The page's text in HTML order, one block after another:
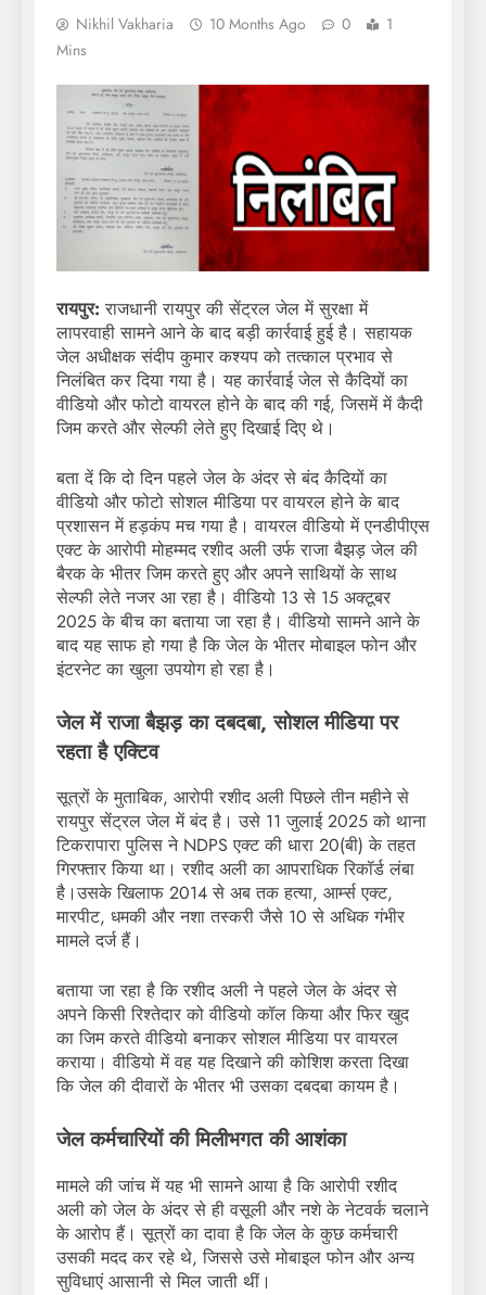
Nikhil Vakharia 10 Months Ago 0
1
Mins
रायपुर:राजधानी रायपुर की सेंट्रल जेल में सुरक्षा में
लापरवाही सामने आने के बाद बड़ी कार्रवाई हुई है। सहायक
जेल अधीक्षक संदीप कुमार कश्यप को तत्काल प्रभाव से
निलंबित कर दिया गया है। यह कार्रवाई जेल से कैदियों का
वीडियो और फोटो वायरल होने के बाद की गई, जिसमें में कैदी
जिम करते और सेल्फी लेते हुए दिखाई दिए थे।
बता दें कि दो दिन पहले जेल के अंदर से बंद कैदियों का
वीडियो और फोटो सोशल मीडिया पर वायरल होने के बाद
प्रशासन में हड़कंप मच गया है। वायरल वीडियो में एनडीपीएस
एक्ट के आरोपी मोहम्मद रशीद अली उर्फ राजा बैझड़ जेल की
बैरक के भीतर जिम करते हुए और अपने साथियों के साथ
सेल्फी लेते नजर आ रहा है। वीडियो 13 से 15 अक्टूबर
2025 के बीच का बताया जा रहा है। वीडियो सामने आने के
बाद यह साफ हो गया है कि जेल के भीतर मोबाइल फोन और
इंटरनेट का खुला उपयोग हो रहा है।
जेल में राजा बैझड़ का दबदबा, सोशल मीडिया पर
रहता है एक्टिव
सूत्रों के मुताबिक, आरोपी रशीद अली पिछले तीन महीने से
रायपुर सेंट्रल जेल में बंद है। उसे 11 जुलाई 2025 को थाना
टिकरापारा पुलिस ने NDPS एक्ट की धारा 20(बी) के तहत
गिरफ्तार किया था। रशीद अली का आपराधिक रिकॉर्ड लंबा
है।उसके खिलाफ 2014 से अब तक हत्या, आर्म्स एक्ट,
मारपीट, धमकी और नशा तस्करी जैसे 10 से अधिक गंभीर
मामले दर्ज हैं।
बताया जा रहा है कि रशीद अली ने पहले जेल के अंदर से
अपने किसी रिश्तेदार को वीडियो कॉल किया और फिर खुद
का जिम करते वीडियो बनाकर सोशल मीडिया पर वायरल
कराया। वीडियो में वह यह दिखाने की कोशिश करता दिखा
कि जेल की दीवारों के भीतर भी उसका दबदबा कायम है।
जेल कर्मचारियों की मिलीभगत की आशंका
मामले की जांच में यह भी सामने आया है कि आरोपी रशीद
अली को जेल के अंदर से ही वसूली और नशे के नेटवर्क चलाने
के आरोप हैं। सूत्रों का दावा है कि जेल के कुछ कर्मचारी
उसकी मदद कर रहे थे, जिससे उसे मोबाइल फोन और अन्य
सुविधाएं आसानी से मिल जाती थीं।